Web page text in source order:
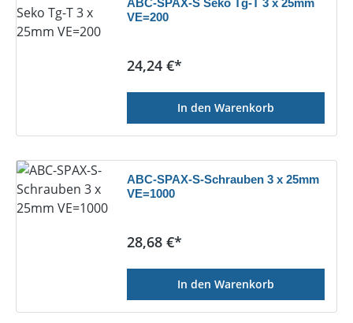
VE=200
Regulärer Preis:
24,24 €*
In den Warenkorb
ABC-SPAX-S-Schrauben 3 x 25mm
VE=1000
Regulärer Preis:
28,68 €*
In den Warenkorb